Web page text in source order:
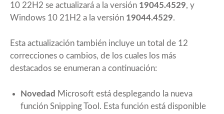
10 22H2 se actualizará a la versión 19045.4529, y
Windows 10 21H2 a la versión 19044.4529.
Esta actualización también incluye un total de 12
correcciones o cambios, de los cuales los más
destacados se enumeran a continuación:
Novedad Microsoft está desplegando la nueva
función Snipping Tool. Esta función está disponible